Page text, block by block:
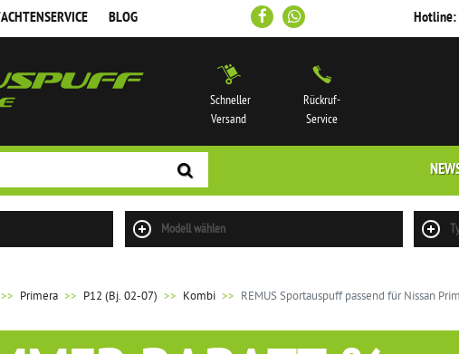
BLOG Hotline:
Schneller
Versand
Rückruf-
Service
Modell wählen
Primera P12 (Bj. 02-07) Kombi REMUS Sportauspuff passend für Nissan